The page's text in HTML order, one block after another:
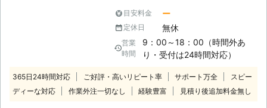
様の失った悲しみに寄り添い、感謝の
言葉でお送りできるようサポートいた
します。 誠心誠意、真心こめて対応
させていただきますので、安心してお
任せください。お客様それぞれに合っ
た最適な葬儀プランをご提案いたしま
す。 ペットの葬儀に関して何かあり
ましたら、ぜひ私たちペットファミリ
目安料金 ー
定休日 無休
営業
時間
9：00～18：00（時間外あ
り・受付は24時間対応）
365日24時間対応 ご好評・高いリピート率 サポート万全
スピー
ディーな対応
作業外注一切なし 経験豊富 見積り後追加料金無し